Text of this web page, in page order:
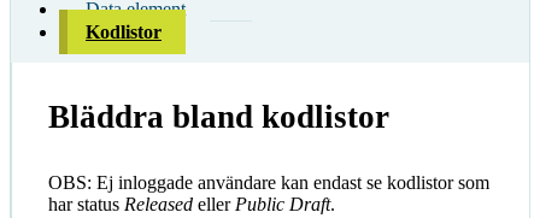
Data element
Kodlistor
Bläddra bland kodlistor
OBS: Ej inloggade användare kan endast se kodlistor som
har status Released eller Public Draft.